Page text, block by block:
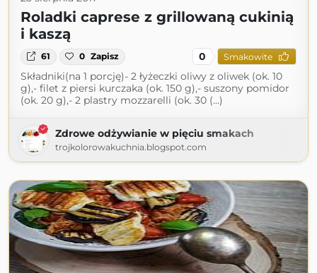
Roladki caprese z grillowaną cukinią
i kaszą
61 0 Zapisz 0 Smakowite
Składniki(na 1 porcję)- 2 łyżeczki oliwy z oliwek (ok. 10
g),- filet z piersi kurczaka (ok. 150 g),- suszony pomidor
(ok. 20 g),- 2 plastry mozzarelli (ok. 30 (...)
Zdrowe odżywianie w pięciu smakach
trojkolorowakuchnia.blogspot.com